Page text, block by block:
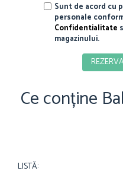
Sunt de acord cu
personale
Confidentialitate
magazinului.
Ce conține
LISTĂ: